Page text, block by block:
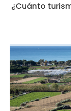
¿Cuánto